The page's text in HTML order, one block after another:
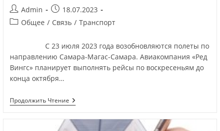
Admin
18.07.2023
Общее / Связь / Транспорт
С 23 июля 2023 года возобновляются полеты по
направлению Самара-Магас-Самара. Авиакомпания «Ред
Вингс» планирует выполнять рейсы по воскресеньям до
конца октября…
Продолжить Чтение